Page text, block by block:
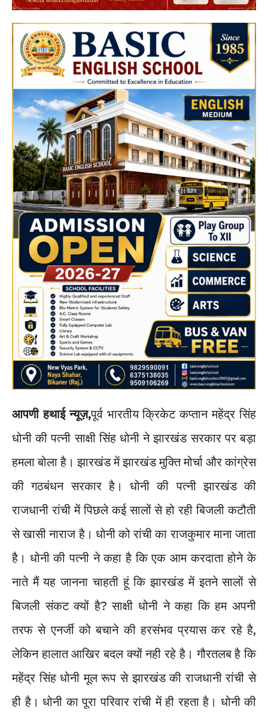
आपणी हथाई न्यूज़,पूर्व भारतीय क्रिकेट कप्तान महेंद्र सिंह
धोनी की पत्नी साक्षी सिंह धोनी ने झारखंड सरकार पर बड़ा
हमला बोला है। झारखंड में झारखंड मुक्ति मोर्चा और कांग्रेस
की गठबंधन सरकार है। धोनी की पत्नी झारखंड की
राजधानी रांची में पिछले कई सालों से हो रही बिजली कटौती
से खासी नाराज है। धोनी को रांची का राजकुमार माना जाता
है। धोनी की पत्नी ने कहा है कि एक आम करदाता होने के
नाते मैं यह जानना चाहती हूं कि झारखंड में इतने सालों से
बिजली संकट क्यों है? साक्षी धोनी ने कहा कि हम अपनी
तरफ से एनर्जी को बचाने की हरसंभव प्रयास कर रहे है,
लेकिन हालात आखिर बदल क्यों नही रहे है। गौरतलब है कि
महेंद्र सिंह धोनी मूल रूप से झारखंड की राजधानी रांची से
ही है। धोनी का पूरा परिवार रांची में ही रहता है। धोनी की